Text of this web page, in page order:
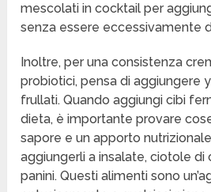
mescolati in cocktail per
senza essere eccessivamente
Inoltre, per una consistenza
probiotici, pensa di aggiungere
frullati. Quando aggiungi cibi
dieta, è importante provare
sapore e un apporto
aggiungerli a insalate, ciotole di
panini. Questi alimenti sono